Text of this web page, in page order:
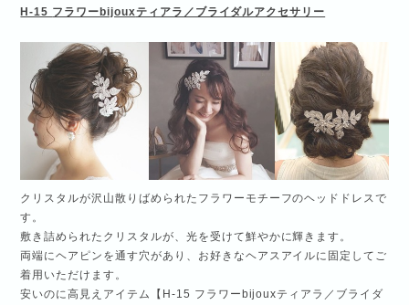
H-15 フラワーbijouxティアラ／ブライダルアクセサリー
クリスタルが沢山散りばめられたフラワーモチーフのヘッドドレスで
す。
敷き詰められたクリスタルが、光を受けて鮮やかに輝きます。
両端にヘアピンを通す穴があり、お好きなヘアスアイルに固定してご
着用いただけます。
安いのに高見えアイテム【H-15 フラワーbijouxティアラ／ブライダ